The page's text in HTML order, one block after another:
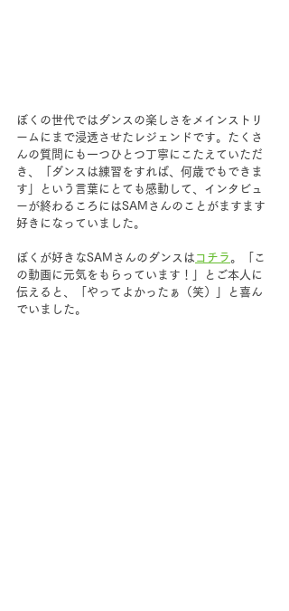
ぼくの世代ではダンスの楽しさをメインストリ
ームにまで浸透させたレジェンドです。たくさ
んの質問にも一つひとつ丁寧にこたえていただ
き、「ダンスは練習をすれば、何歳でもできま
す」という言葉にとても感動して、インタビュ
ーが終わるころにはSAMさんのことがますます
好きになっていました。
ぼくが好きなSAMさんのダンスは コチラ 。「こ
の動画に元気をもらっています！」とご本人に
伝えると、「やってよかったぁ（笑）」と喜ん
でいました。